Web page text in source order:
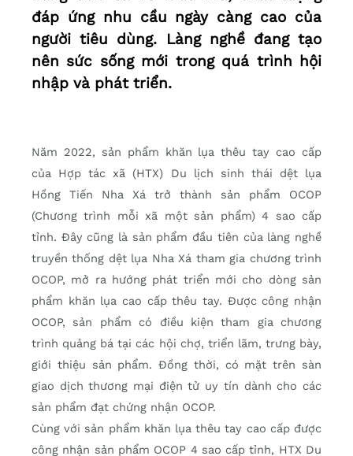
đáp ứng nhu cầu ngày càng cao của
người tiêu dùng. Làng nghề đang tạo
nên sức sống mới trong quá trình hội
nhập và phát triển.
Năm 2022, sản phẩm khăn lụa thêu tay cao cấp
của Hợp tác xã (HTX) Du lịch sinh thái dệt lụa
Hồng Tiến Nha Xá trở thành sản phẩm OCOP
(Chương trình mỗi xã một sản phẩm) 4 sao cấp
tỉnh. Đây cũng là sản phẩm đầu tiên của làng nghề
truyền thống dệt lụa Nha Xá tham gia chương trình
OCOP, mở ra hướng phát triển mới cho dòng sản
phẩm khăn lụa cao cấp thêu tay. Được công nhận
OCOP, sản phẩm có điều kiện tham gia chương
trình quảng bá tại các hội chợ, triển lãm, trưng bày,
giới thiệu sản phẩm. Đồng thời, có mặt trên sàn
giao dịch thương mại điện tử uy tín dành cho các
sản phẩm đạt chứng nhận OCOP.
Cùng với sản phẩm khăn lụa thêu tay cao cấp được
công nhận sản phẩm OCOP 4 sao cấp tỉnh, HTX Du